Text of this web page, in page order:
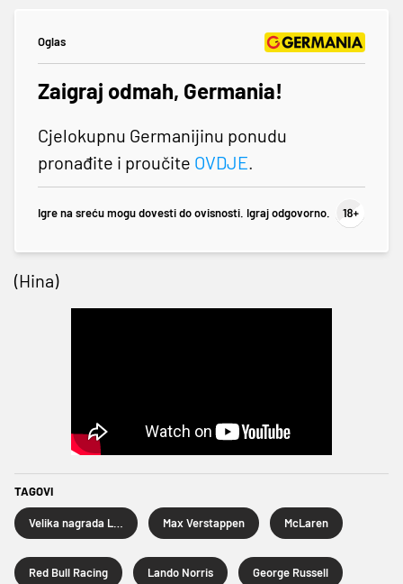
Oglas
Zaigraj odmah, Germania!
Cjelokupnu Germanijinu ponudu
pronađite i proučite OVDJE.
Igre na sreću mogu dovesti do ovisnosti. Igraj odgovorno.
(Hina)
TAGOVI
Max Verstappen McLaren
Red Bull Racing Lando Norris George Russell